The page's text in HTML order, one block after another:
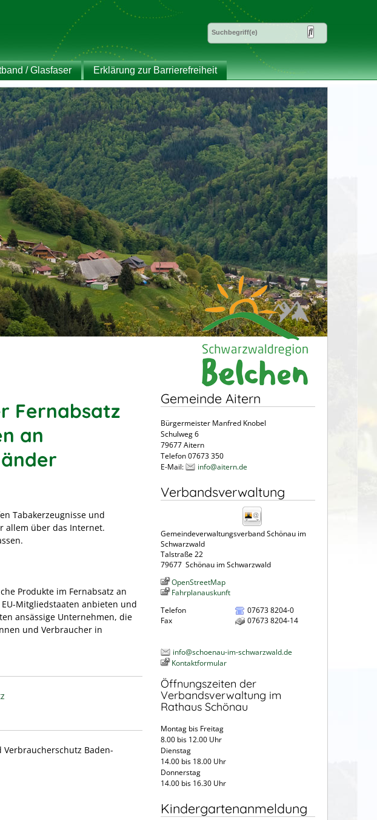
/ Glasfaser Erklärung zur Barrierefreiheit
Fernabsatz
an
Tabakerzeugnisse und
allem über das Internet.
Produkte im Fernabsatz an
Mitgliedstaaten anbieten und
ansässige Unternehmen, die
und Verbraucher in
Baden-
Gemeinde Aitern
Bürgermeister Manfred Knobel
Schulweg 6
79677 Aitern
Telefon 07673 350
E-Mail:
info@aitern.de
Verbandsverwaltung
Gemeindeverwaltungsverband Schönau im
Schwarzwald
Talstraße 22
79677 Schönau im Schwarzwald
OpenStreetMap
Fahrplanauskunft
Telefon
07673 8204-0
Fax
07673 8204-14
info@schoenau-im-schwarzwald.de
Kontaktformular
Öffnungszeiten der
Verbandsverwaltung im
Rathaus Schönau
Montag bis Freitag
8.00 bis 12.00 Uhr
Dienstag
14.00 bis 18.00 Uhr
Donnerstag
14.00 bis 16.30 Uhr
Kindergartenanmeldung